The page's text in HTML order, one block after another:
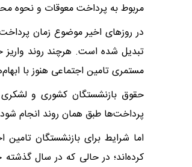
مربوط به پرداخت معوقات و نحوه
در روزهای اخیر موضوع زمان
تبدیل شده است. هرچند روند
مستمری تامین اجتماعی هنوز با
حقوق بازنشستگان کشوری و لشکری
پرداخت‌ها طبق همان روند انجام
اما شرایط برای بازنشستگان
کرده‌اند؛ در حالی که در سال